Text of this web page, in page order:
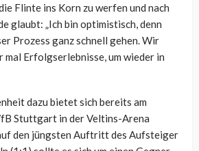
Flinte ins Korn zu werfen und nach
glaubt: „Ich bin optimistisch, denn
Prozess ganz schnell gehen. Wir
mal Erfolgserlebnisse, um wieder in
dazu bietet sich bereits am
Stuttgart in der Veltins-Arena
den jüngsten Auftritt des Aufsteiger